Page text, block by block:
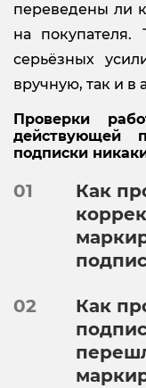
переведены ли
на покупателя.
серьёзных
вручную, так и в
Проверки
действующей
подписки
01
Как
02
Как